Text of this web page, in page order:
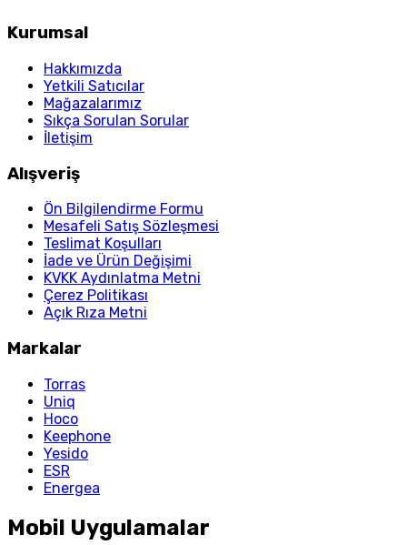
Kurumsal
Hakkımızda
Yetkili Satıcılar
Mağazalarımız
Sıkça Sorulan Sorular
İletişim
Alışveriş
Ön Bilgilendirme Formu
Mesafeli Satış Sözleşmesi
Teslimat Koşulları
İade ve Ürün Değişimi
KVKK Aydınlatma Metni
Çerez Politikası
Açık Rıza Metni
Markalar
Torras
Uniq
Hoco
Keephone
Yesido
ESR
Energea
Mobil Uygulamalar